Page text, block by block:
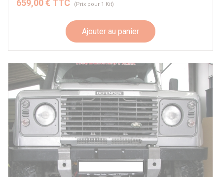
659,00 € TTC (Prix pour 1 Kit)
Ajouter au panier